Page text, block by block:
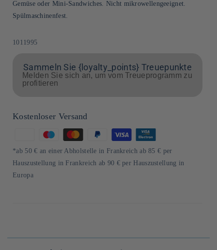
Gemüse oder Mini-Sandwiches. Nicht mikrowellengeeignet.
Spülmaschinenfest.
SKU:
1011995
Sammeln Sie {loyalty_points} Treuepunkte
Melden Sie sich an, um vom Treueprogramm zu
profitieren
Kostenloser Versand
Zahlungsmethoden
*ab 50 € an einer Abholstelle in Frankreich ab 85 € per
Hauszustellung in Frankreich ab 90 € per Hauszustellung in
Europa